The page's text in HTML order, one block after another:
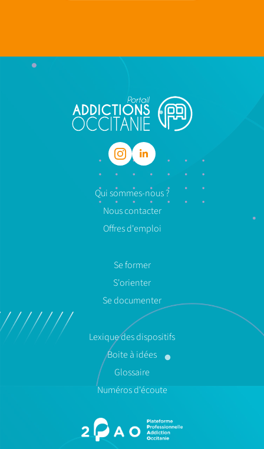
Qui sommes-nous ?
Nous contacter
Offres d'emploi
Se former
S'orienter
Se documenter
Lexique des dispositifs
Boite à idées
Glossaire
Numéros d'écoute